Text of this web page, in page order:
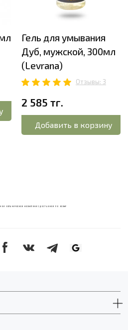
Гель для умывания
Дуб, мужской, 300мл
(Levrana)
Отзывы: 3
2 585 тг.
Добавить в корзину
ОРГАНИЧЕСКОЙ КОСМЕТИКИ С ДОСТАВКОЙ ПО ВСЕМУ